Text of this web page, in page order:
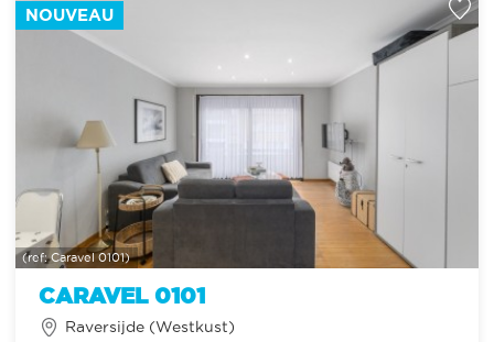
CARAVEL 0101
NOUVEAU
(ref: Caravel 0101)
Raversijde (Westkust)